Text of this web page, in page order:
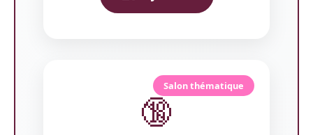
Salon thématique
🔞